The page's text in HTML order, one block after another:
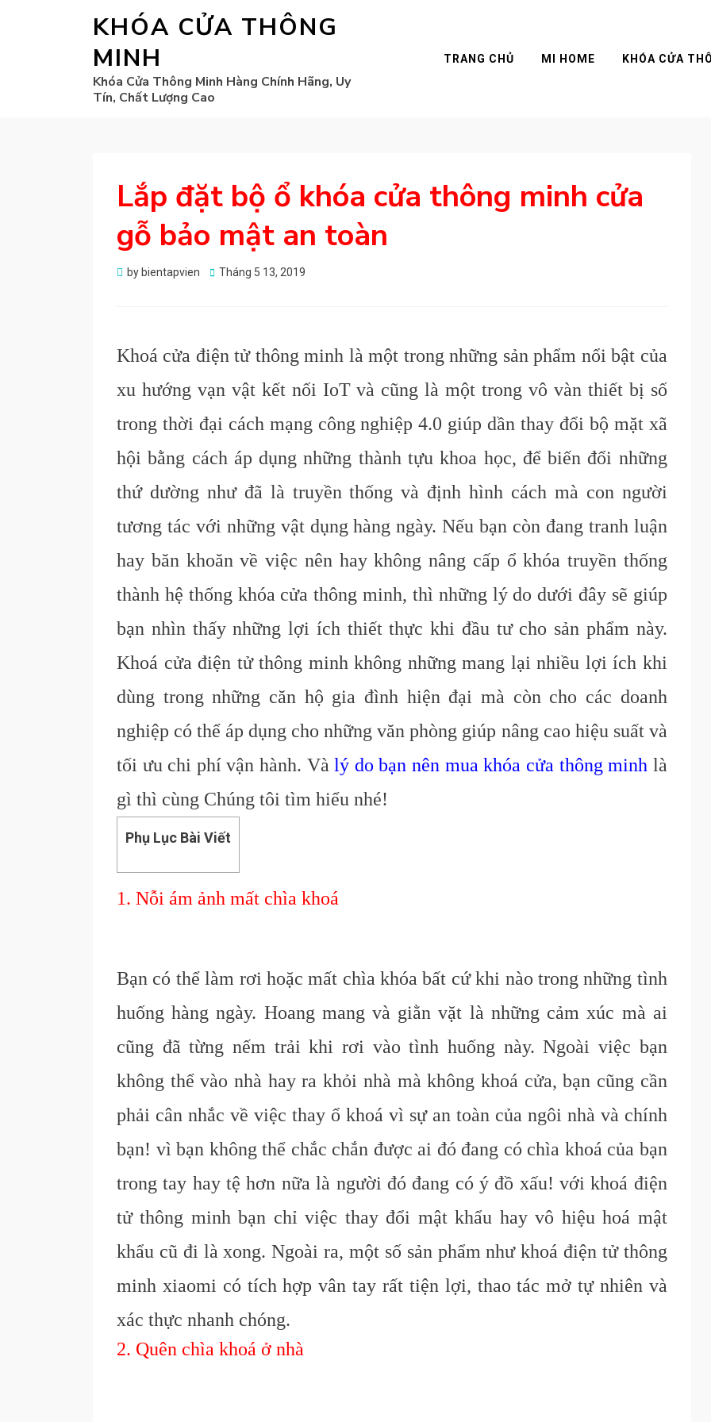
KHÓA CỬA THÔNG
MINH
Khóa Cửa Thông Minh Hàng Chính Hãng, Uy
Tín, Chất Lượng Cao
TRANG CHỦ MI HOME KHÓA CỬA
Lắp đặt bộ ổ khóa cửa thông minh cửa
gỗ bảo mật an toàn
by bientapvien
Posted
Tháng 5 13, 2019
Khoá cửa điện tử thông minh là một trong những sản phẩm nổi bật của
xu hướng vạn vật kết nối IoT và cũng là một trong vô vàn thiết bị số
trong thời đại cách mạng công nghiệp 4.0 giúp dần thay đổi bộ mặt xã
hội bằng cách áp dụng những thành tựu khoa học, để biến đổi những
thứ dường như đã là truyền thống và định hình cách mà con người
tương tác với những vật dụng hàng ngày. Nếu bạn còn đang tranh luận
hay băn khoăn về việc nên hay không nâng cấp ổ khóa truyền thống
thành hệ thống khóa cửa thông minh, thì những lý do dưới đây sẽ giúp
bạn nhìn thấy những lợi ích thiết thực khi đầu tư cho sản phẩm này.
Khoá cửa điện tử thông minh không những mang lại nhiều lợi ích khi
dùng trong những căn hộ gia đình hiện đại mà còn cho các doanh
nghiệp có thể áp dụng cho những văn phòng giúp nâng cao hiệu suất và
tối ưu chi phí vận hành. Vàlý do bạn nên mua khóa cửa thông minh là
gì thì cùng Chúng tôi tìm hiểu nhé!
Phụ Lục Bài Viết
1. Nỗi ám ảnh mất chìa khoá
Bạn có thể làm rơi hoặc mất chìakhóabất cứ khi nào trong những tình
huống hàng ngày. Hoang mang và giằn vặt là những cảm xúc mà ai
cũng đã từng nếm trải khi rơi vào tình huống này. Ngoài việc bạn
không thể vào nhà hay ra khỏi nhà mà không khoá cửa, bạn cũng cần
phải cân nhắc về việc thay ổ khoá vì sự an toàn của ngôi nhà và chính
bạn! vì bạn không thể chắc chắn được ai đó đang có chìa khoá của bạn
trong tay hay tệ hơn nữa là người đó đang có ý đồ xấu! với khoá điện
tử thông minh bạn chỉ việc thay đổi mật khẩu hay vô hiệu hoá mật
khẩu cũ đi là xong. Ngoài ra, một số sản phẩm như khoá điện tử thông
minh xiaomi có tích hợp vân tay rất tiện lợi, thao tác mở tự nhiên và
xác thực nhanh chóng.
2. Quên chìa khoá ở nhà